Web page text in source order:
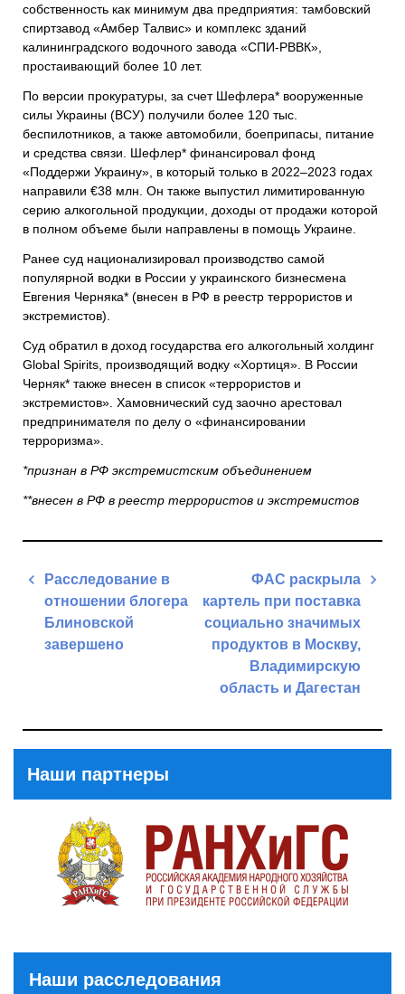
собственность как минимум два предприятия: тамбовский
спиртзавод «Амбер Талвис» и комплекс зданий
калининградского водочного завода «СПИ-РВВК»,
простаивающий более 10 лет.
По версии прокуратуры, за счет Шефлера* вооруженные
силы Украины (ВСУ) получили более 120 тыс.
беспилотников, а также автомобили, боеприпасы, питание
и средства связи. Шефлер* финансировал фонд
«Поддержи Украину», в который только в 2022–2023 годах
направили €38 млн. Он также выпустил лимитированную
серию алкогольной продукции, доходы от продажи которой
в полном объеме были направлены в помощь Украине.
Ранее суд национализировал производство самой
популярной водки в России у украинского бизнесмена
Евгения Черняка* (внесен в РФ в реестр террористов и
экстремистов).
Суд обратил в доход государства его алкогольный холдинг
Global Spirits, производящий водку «Хортиця». В России
Черняк* также внесен в список «террористов и
экстремистов». Хамовнический суд заочно арестовал
предпринимателя по делу о «финансировании
терроризма».
*признан в РФ экстремистским объединением
**внесен в РФ в реестр террористов и экстремистов
Навигация
записям
Расследование в
отношении блогера
Блиновской
завершено
ФАС раскрыла
картель при поставка
социально значимых
продуктов в Москву,
Владимирскую
область и Дагестан
Наши партнеры
Наши расследования